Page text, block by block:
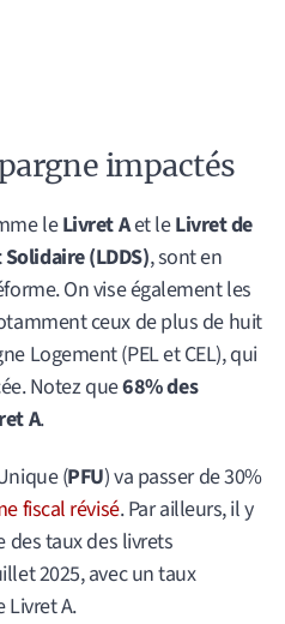
impactés
leLivret Aet leLivret de
(LDDS), sont en
On vise également les
ceux de plus de huit
Logement (PEL et CEL), qui
Notez que68% des
A.
(PFU) va passer de 30%
fiscal révisé. Par ailleurs, il y
des taux des livrets
2025, avec un taux
Livret A.